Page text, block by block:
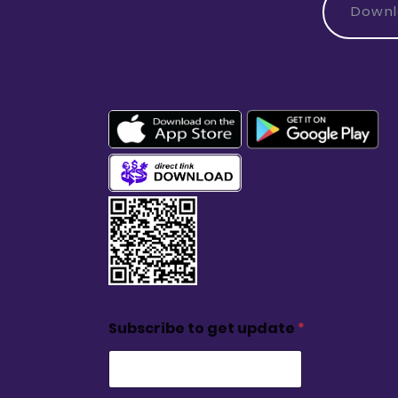
Subscribe to get update *